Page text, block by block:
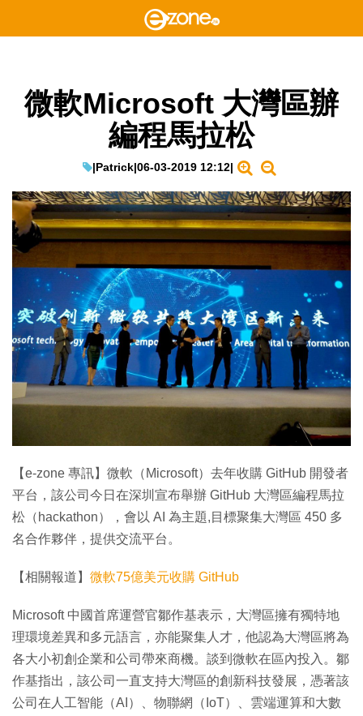
微軟Microsoft 大灣區辦
編程馬拉松
|Patrick|06-03-2019 12:12|
【e-zone 專訊】微軟（Microsoft）去年收購 GitHub 開發者
平台，該公司今日在深圳宣布舉辦 GitHub 大灣區編程馬拉
松（hackathon），會以 AI 為主題,目標聚集大灣區 450 多
名合作夥伴，提供交流平台。
【相關報道】 微軟75億美元收購 GitHub
Microsoft 中國首席運營官鄒作基表示，大灣區擁有獨特地
理環境差異和多元語言，亦能聚集人才，他認為大灣區將為
各大小初創企業和公司帶來商機。談到微軟在區內投入。鄒
作基指出，該公司一直支持大灣區的創新科技發展，憑著該
公司在人工智能（AI）、物聯網（IoT）、雲端運算和大數